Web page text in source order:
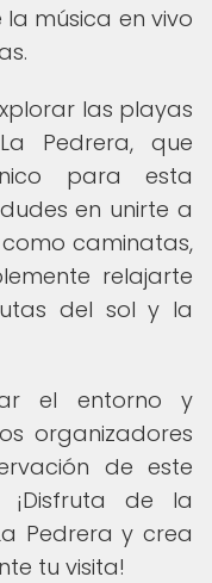
música en vivo
las playas
Pedrera, que
para esta
en unirte a
caminatas,
relajarte
del sol y la
el entorno y
organizadores
de este
¡Disfruta de la
Pedrera y crea
tu visita!